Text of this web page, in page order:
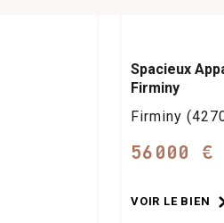
Spacieux
Firminy
Firminy
56000 €
VOIR LE BIEN